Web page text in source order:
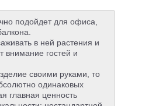
подойдет для офиса,
в ней растения и
внимание гостей и
своими руками, то
одинаковых
главная ценность